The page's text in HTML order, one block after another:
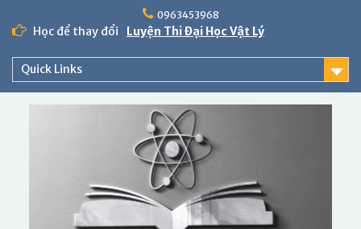
content
0963453968
Học để thay đổi Luyện Thi Đại Học Vật Lý
Quick Links